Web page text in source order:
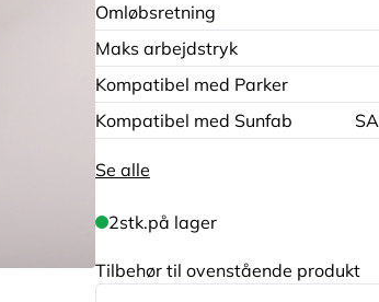
Omløbsretning
Maks arbejdstryk
Kompatibel med Parker
Kompatibel med Sunfab
Se alle
2stk.på lager
Tilbehør til ovenstående produkt